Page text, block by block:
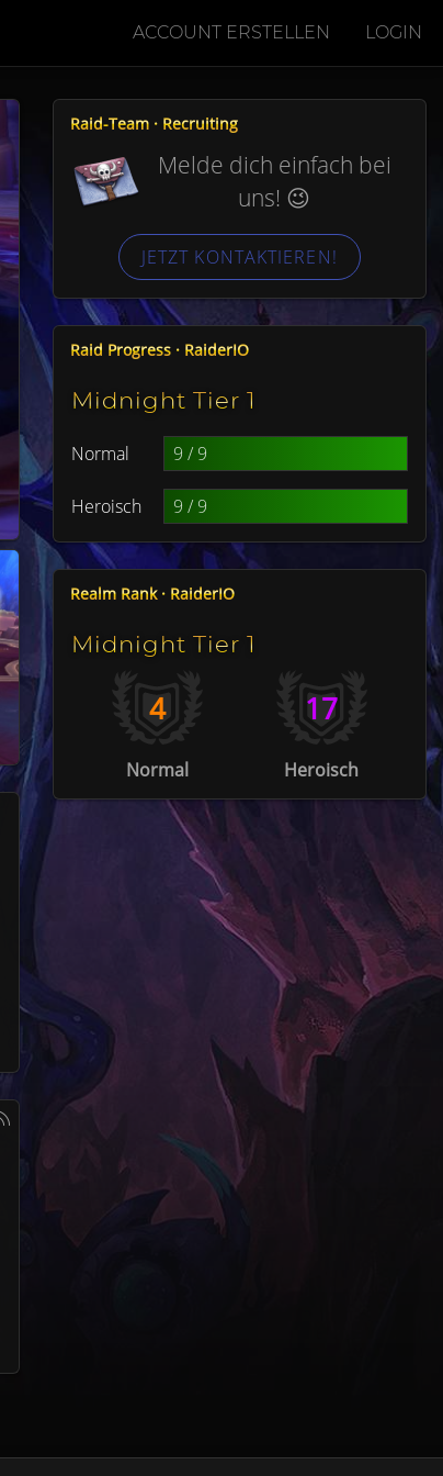
ACCOUNT ERSTELLEN LOGIN
Raid-Team · Recruiting
Melde dich einfach bei
uns! 😉
JETZT KONTAKTIEREN!
Raid Progress · RaiderIO
Midnight Tier 1
Normal 9 / 9
Heroisch 9 / 9
Realm Rank · RaiderIO
Midnight Tier 1
4
Normal
17
Heroisch